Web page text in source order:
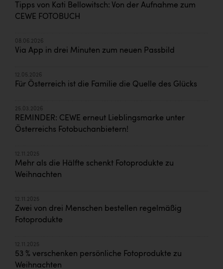
Tipps von Kati Bellowitsch: Von der Aufnahme zum
CEWE FOTOBUCH
08.06.2026
Via App in drei Minuten zum neuen Passbild
12.05.2026
Für Österreich ist die Familie die Quelle des Glücks
25.03.2026
REMINDER: CEWE erneut Lieblingsmarke unter
Österreichs Fotobuchanbietern!
12.11.2025
Mehr als die Hälfte schenkt Fotoprodukte zu
Weihnachten
12.11.2025
Zwei von drei Menschen bestellen regelmäßig
Fotoprodukte
12.11.2025
53 % verschenken persönliche Fotoprodukte zu
Weihnachten